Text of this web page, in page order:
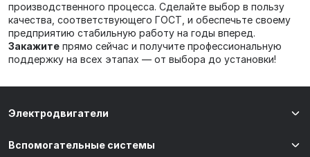
производственного процесса. Сделайте выбор в пользу
качества, соответствующего ГОСТ, и обеспечьте своему
предприятию стабильную работу на годы вперед.
Закажите прямо сейчас и получите профессиональную
поддержку на всех этапах — от выбора до установки!
Электродвигатели
Вспомогательные системы